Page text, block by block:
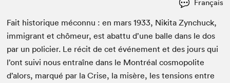
Français
Fait his­torique mécon­nu : en mars1933, Niki­ta Zynchuck,
immi­grant et chômeur, est abat­tu d’une balle dans le dos
par un polici­er. Le réc­it de cet événe­ment et des jours qui
l’ont suivi nous entraîne dans le Mon­tréal cos­mopo­lite
d’alors, mar­qué par la Crise, la mis­ère, les ten­sions entre